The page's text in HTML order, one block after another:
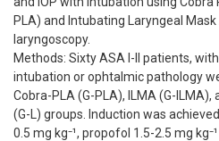
PLA) and Intubating Laryngeal
laryngoscopy.
Methods: Sixty ASA I-II patients,
intubation or ophtalmic pathology
Cobra-PLA (G-PLA), ILMA (G-
(G-L) groups. Induction was
0.5 mg kg⁻¹, propofol 1.5-2.5 mg